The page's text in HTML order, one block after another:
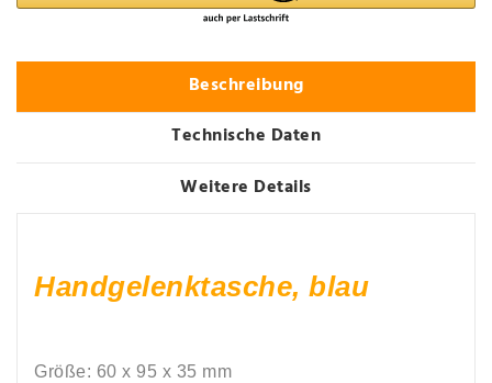
Beschreibung
Technische Daten
Weitere Details
Handgelenktasche, blau
Größe: 60 x 95 x 35 mm